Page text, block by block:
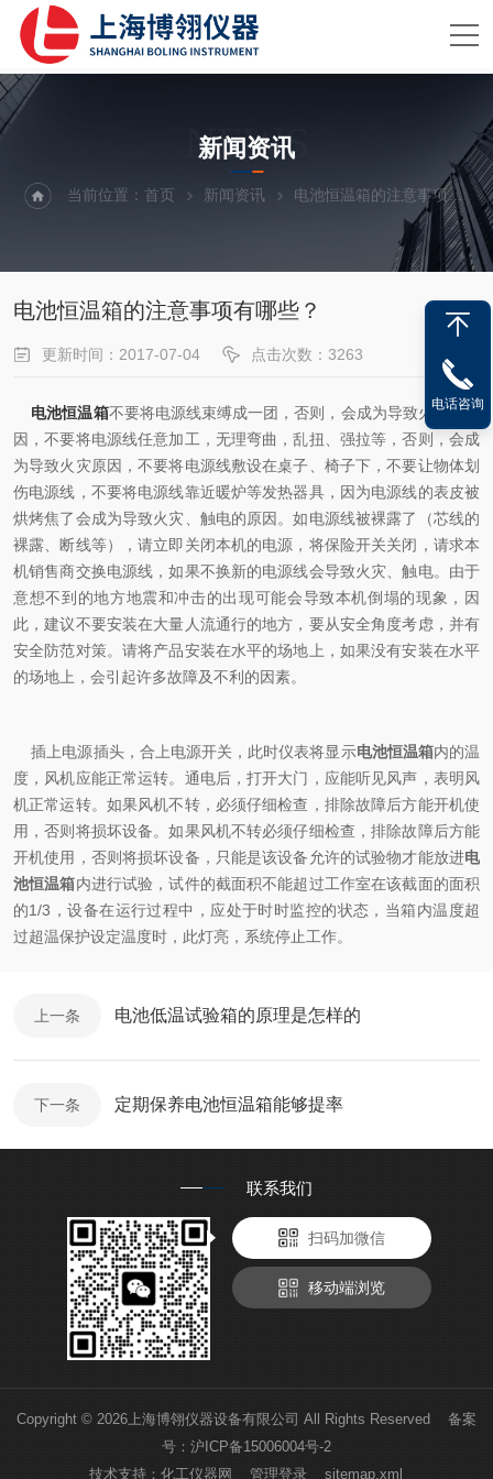
NEWS
新闻资讯
当前位置：首页 新闻资讯 电池恒温箱的注意事项有哪些？
电池恒温箱的注意事项有哪些？
更新时间：2017-07-04 点击次数：3263
电池恒温箱不要将电源线束缚成一团，否则，会成为导致火灾的原
因，不要将电源线任意加工，无理弯曲，乱扭、强拉等，否则，会成
为导致火灾原因，不要将电源线敷设在桌子、椅子下，不要让物体划
伤电源线，不要将电源线靠近暖炉等发热器具，因为电源线的表皮被
烘烤焦了会成为导致火灾、触电的原因。如电源线被裸露了（芯线的
裸露、断线等），请立即关闭本机的电源，将保险开关关闭，请求本
机销售商交换电源线，如果不换新的电源线会导致火灾、触电。由于
意想不到的地方地震和冲击的出现可能会导致本机倒塌的现象，因
此，建议不要安装在大量人流通行的地方，要从安全角度考虑，并有
安全防范对策。请将产品安装在水平的场地上，如果没有安装在水平
的场地上，会引起许多故障及不利的因素。
插上电源插头，合上电源开关，此时仪表将显示电池恒温箱内的温
度，风机应能正常运转。通电后，打开大门，应能听见风声，表明风
机正常运转。如果风机不转，必须仔细检查，排除故障后方能开机使
用，否则将损坏设备。如果风机不转必须仔细检查，排除故障后方能
开机使用，否则将损坏设备，只能是该设备允许的试验物才能放进电
池恒温箱内进行试验，试件的截面积不能超过工作室在该截面的面积
的1/3，设备在运行过程中，应处于时时监控的状态，当箱内温度超
过超温保护设定温度时，此灯亮，系统停止工作。
上一条 电池低温试验箱的原理是怎样的
下一条 定期保养电池恒温箱能够提率
联系我们
扫码加微信
移动端浏览
Copyright © 2026上海博翎仪器设备有限公司 All Rights Reserved 备案
号： 沪ICP备15006004号-2
技术支持：化工仪器网 管理登录 sitemap.xml
电话咨询